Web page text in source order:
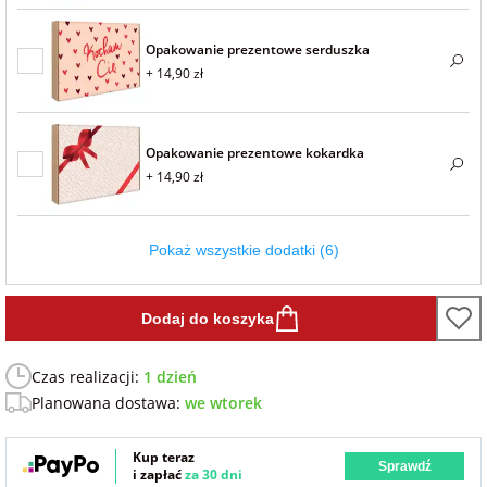
Fotoksiążki
Dodatki i
opakowania
na Dzień
Chłopaka
na Dzień Kobiet
na walentynki
na mikołajki
na prezent
świąteczny
na Dzień Babci i
Dziadka
dla przyjaciółki
dla przyjaciela
Opakowanie prezentowe serduszka
+ 14,90 zł
Opakowanie prezentowe kokardka
+ 14,90 zł
Pokaż wszystkie dodatki (6)
Dodaj do koszyka
Czas realizacji: 1 dzień
Planowana dostawa: we wtorek
Kup teraz
i zapłaćza 30 dni Sprawdź